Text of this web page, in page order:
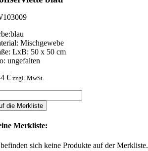
Mischgewebe
LxB: 50 x 50 cm
ungefalten
€ zzgl. MwSt.
die Merkliste
Merkliste:
sich keine Produkte auf der Merkliste.